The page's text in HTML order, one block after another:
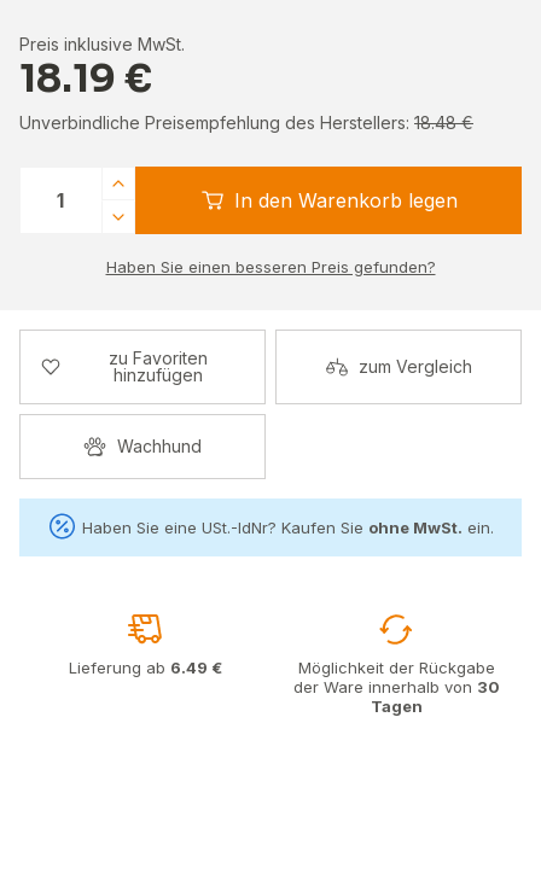
Preis inklusive MwSt.
18.19 €
Unverbindliche Preisempfehlung des Herstellers: 18.48 €
In den Warenkorb legen
Haben Sie einen besseren Preis gefunden?
zu Favoriten
hinzufügen
zum Vergleich
Wachhund
Haben Sie eine USt.-IdNr? Kaufen Sie ohne MwSt. ein.
Lieferung ab 6.49 €
Möglichkeit der Rückgabe
der Ware innerhalb von 30
Tagen